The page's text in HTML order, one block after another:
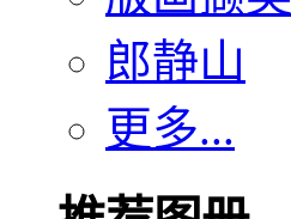
郎静山
更多...